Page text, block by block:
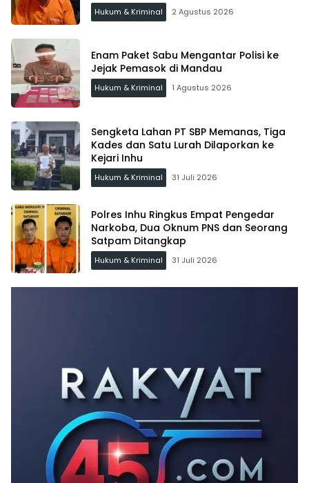
Hukum & Kriminal 2 Agustus 2026
Enam Paket Sabu Mengantar Polisi ke
Jejak Pemasok di Mandau
Hukum & Kriminal 1 Agustus 2026
Sengketa Lahan PT SBP Memanas, Tiga
Kades dan Satu Lurah Dilaporkan ke
Kejari Inhu
Hukum & Kriminal 31 Juli 2026
Polres Inhu Ringkus Empat Pengedar
Narkoba, Dua Oknum PNS dan Seorang
Satpam Ditangkap
Hukum & Kriminal 31 Juli 2026